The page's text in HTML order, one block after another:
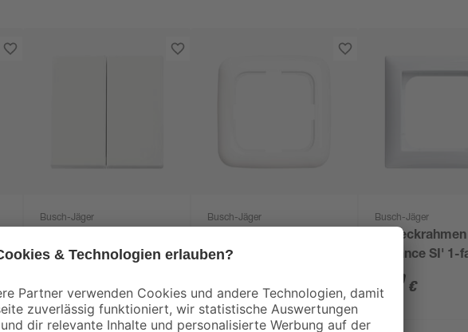
Busch-Jäger
SI' alpinweiß
4, €
Busch-Jäger
'Reflex SI' alpinweiß
1, €
Busch-Jäger
Abdeckrahmen
'Balance SI' 1-
alpinweiß
1 79 €